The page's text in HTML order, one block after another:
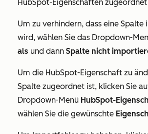
HubSpot-Eigenschaften
Um zu verhindern, dass eine
wird, wählen Sie das Dropdown-
als und dann Spalte nicht
Um die HubSpot-Eigenschaft zu
Spalte zugeordnet ist, klicken Sie
Dropdown-Menü HubSpot-
wählen Sie die gewünschte